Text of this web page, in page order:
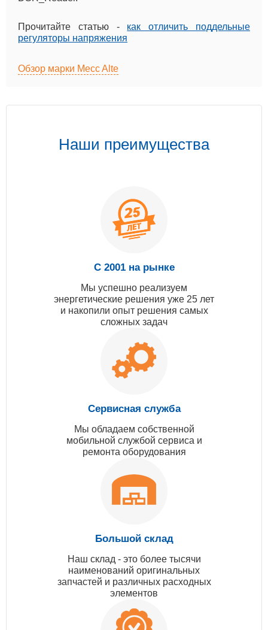
Прочитайте статью - как отличить поддельные
регуляторы напряжения
Обзор марки Mecc Alte
Наши преимущества
С 2001 на рынке
Мы успешно реализуем
энергетические решения уже 25 лет
и накопили опыт решения самых
сложных задач
Сервисная служба
Мы обладаем собственной
мобильной службой сервиса и
ремонта оборудования
Большой склад
Наш склад - это более тысячи
наименований оригинальных
запчастей и различных расходных
элементов